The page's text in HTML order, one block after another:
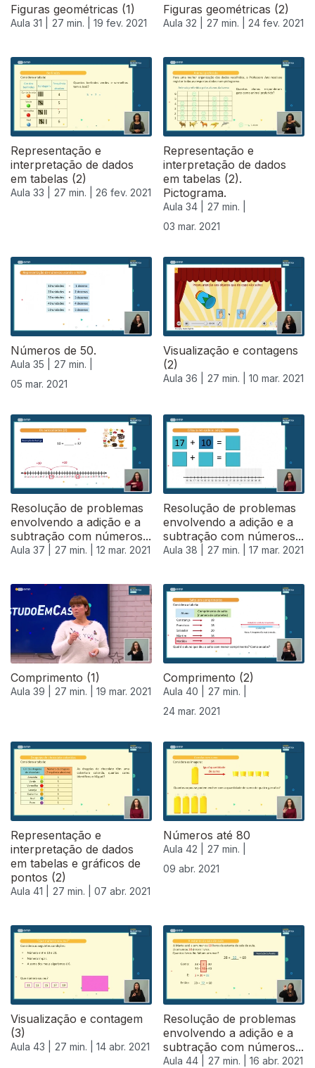
Figuras geométricas (1)
Aula 31 | 27 min. | 19 fev. 2021
Figuras geométricas (2)
Aula 32 | 27 min. | 24 fev. 2021
Representação e
interpretação de dados
em tabelas (2)
Aula 33 | 27 min. | 26 fev. 2021
Representação e
interpretação de dados
em tabelas (2).
Pictograma.
Aula 34 |
27 min. |
03 mar. 2021
Números de 50.
Aula 35 |
27 min. |
05 mar. 2021
Visualização e contagens
(2)
Aula 36 | 27 min. | 10 mar. 2021
529522
Resolução de problemas
envolvendo a adição e a
subtração com números...
Aula 37 | 27 min. | 12 mar. 2021
Resolução de problemas
envolvendo a adição e a
subtração com números...
Aula 38 | 27 min. | 17 mar. 2021
Comprimento (1)
Aula 39 | 27 min. | 19 mar. 2021
Comprimento (2)
Aula 40 |
27 min. |
24 mar. 2021
Representação e
interpretação de dados
em tabelas e gráficos de
pontos (2)
Aula 41 | 27 min. | 07 abr. 2021
Números até 80
Aula 42 |
27 min. |
09 abr. 2021
Visualização e contagem
(3)
Aula 43 | 27 min. | 14 abr. 2021
Resolução de problemas
envolvendo a adição e a
subtração com números...
Aula 44 | 27 min. | 16 abr. 2021